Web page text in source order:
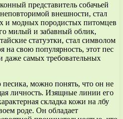
представитель собачьей
внешности, стал
и модных породистых питомцев
милый и забавный облик,
статуэтки, стал символом
на свою популярность, этот пес
даже самых требовательных
песика, можно понять, что он не
личность. Изящные линии его
складка кожи на лбу
роде. Он обладает